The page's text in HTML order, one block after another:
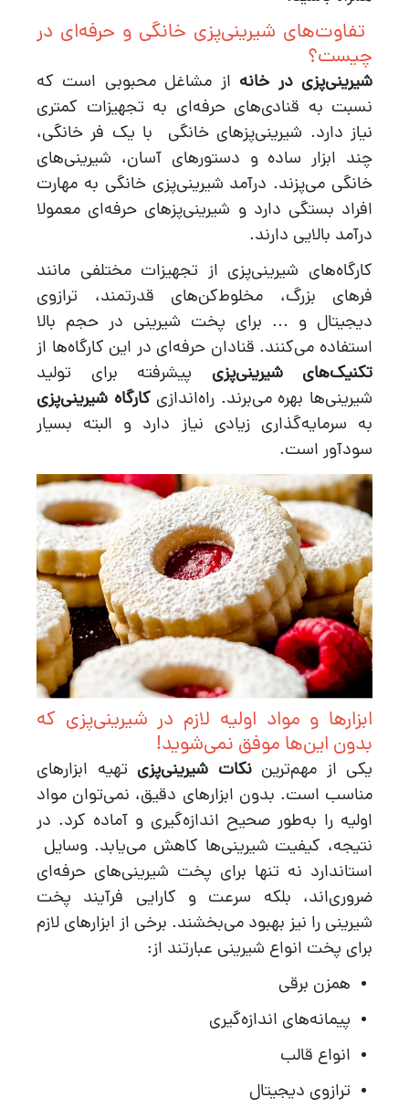
تفاوت‌های شیرینی‌پزی خانگی و حرفه‌ای در
چیست؟
شیرینی‌پزی در خانه از مشاغل محبوبی است که
نسبت به قنادی‌های حرفه‌ای به تجهیزات کمتری
نیاز دارد. شیرینی‌پزهای خانگی با یک فر خانگی،
چند ابزار ساده و دستورهای آسان، شیرینی‌های
خانگی می‌پزند. درآمد شیرینی‌پزی خانگی به مهارت
افراد بستگی دارد و شیرینی‌پزهای حرفه‌ای معمولا
درآمد بالایی دارند.
کارگاه‌های شیرینی‌پزی از تجهیزات مختلفی مانند
فرهای بزرگ، مخلوط‌کن‌های قدرتمند، ترازوی
دیجیتال و ... برای پخت شیرینی‌ در حجم بالا
استفاده می‌کنند. قنادان حرفه‌ای در این کارگاه‌ها از
تکنیک‌های شیرینی‌پزی پیشرفته برای تولید
شیرینی‌ها بهره می‌برند. راه‌اندازیکارگاه شیرینی‌پزی
به سرمایه‌گذاری زیادی نیاز دارد و البته بسیار
سودآور است.
ابزارها و مواد اولیه لازم در شیرینی‌پزی که
بدون این‌ها موفق نمی‌شوید!
یکی از مهم‌تریننکات شیرینی‌پزی تهیه ابزارهای
مناسب است. بدون ابزارهای دقیق، نمی‌توان مواد
اولیه را به‌طور صحیح اندازه‌گیری و آماده کرد. در
نتیجه، کیفیت شیرینی‌ها کاهش می‌یابد. وسایل
استاندارد نه تنها برای پخت شیرینی‌های حرفه‌ای
ضروری‌اند، بلکه سرعت و کارایی فرآیند پخت
شیرینی را نیز بهبود می‌بخشند. برخی از ابزارهای لازم
برای پخت انواع شیرینی عبارتند از:
همزن برقی
پیمانه‌های اندازه‌گیری
انواع قالب
ترازوی دیجیتال